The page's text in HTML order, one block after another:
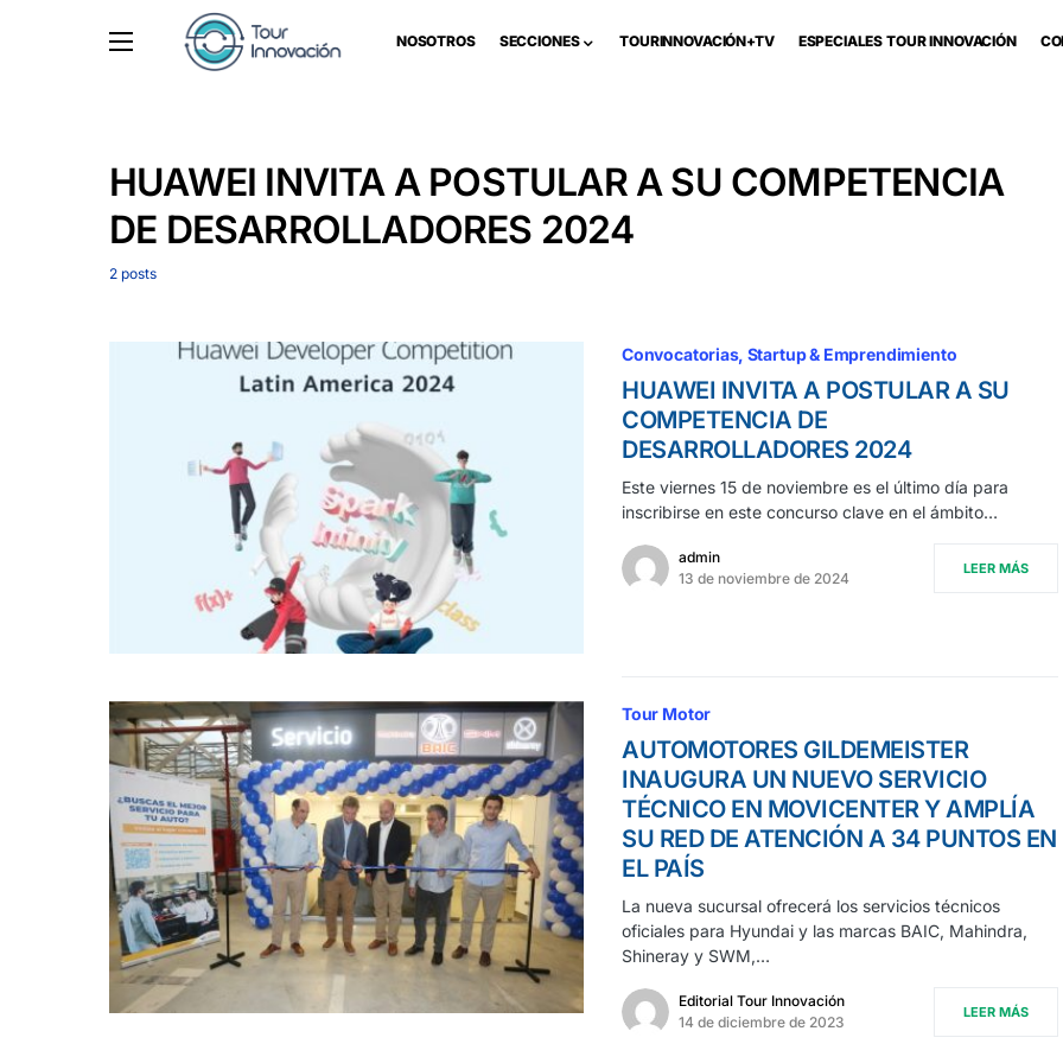
NOSOTROS SECCIONES TOURINNOVACIÓN+TV ESPECIALES TOUR INNOVACIÓN
HUAWEI INVITA A POSTULAR A SU COMPETENCIA
DE DESARROLLADORES 2024
2 posts
Convocatorias Startup & Emprendimiento
HUAWEI INVITA A POSTULAR A SU
COMPETENCIA DE
DESARROLLADORES 2024
Este viernes 15 de noviembre es el último día para
inscribirse en este concurso clave en el ámbito…
admin
13 de noviembre de 2024
LEER MÁS
Tour Motor
AUTOMOTORES GILDEMEISTER
INAUGURA UN NUEVO SERVICIO
TÉCNICO EN MOVICENTER Y AMPLÍA
SU RED DE ATENCIÓN A 34 PUNTOS EN
EL PAÍS
La nueva sucursal ofrecerá los servicios técnicos
oficiales para Hyundai y las marcas BAIC, Mahindra,
Shineray y SWM,…
Editorial Tour Innovación
14 de diciembre de 2023
LEER MÁS